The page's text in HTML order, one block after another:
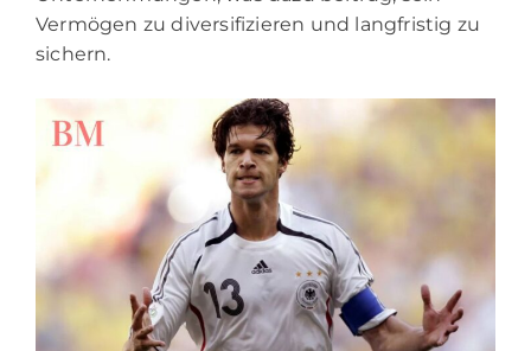
Vermögen zu diversifizieren und langfristig zu
sichern.